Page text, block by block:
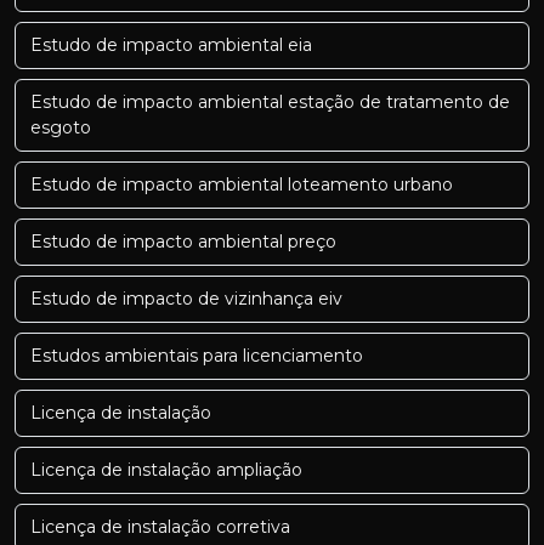
Estudo de impacto ambiental eia
Estudo de impacto ambiental estação de tratamento de
esgoto
Estudo de impacto ambiental loteamento urbano
Estudo de impacto ambiental preço
Estudo de impacto de vizinhança eiv
Estudos ambientais para licenciamento
Licença de instalação
Licença de instalação ampliação
Licença de instalação corretiva